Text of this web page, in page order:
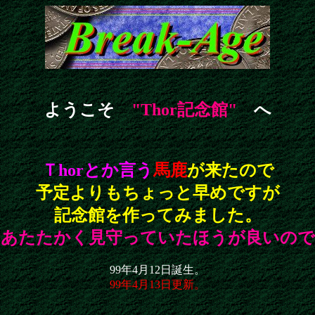
ようこそ"Thor記念館"へ
Ｔhorとか言う馬鹿が来たので
予定よりもちょっと早めですが
記念館を作ってみました。
たたかく見守っていたほうが良いの
99年4月12日誕生。
99年4月13日更新。